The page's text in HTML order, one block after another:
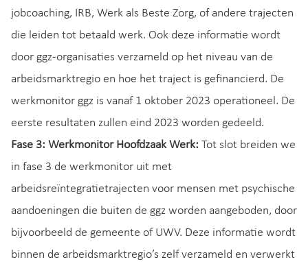
jobcoaching, IRB, Werk als Beste Zorg, of andere trajecten
die leiden tot betaald werk. Ook deze informatie wordt
door ggz-organisaties verzameld op het niveau van de
arbeidsmarktregio en hoe het traject is gefinancierd. De
werkmonitor ggz is vanaf 1 oktober 2023 operationeel. De
eerste resultaten zullen eind 2023 worden gedeeld.
Fase 3: Werkmonitor Hoofdzaak Werk: Tot slot breiden we
in fase 3 de werkmonitor uit met
arbeidsreïntegratietrajecten voor mensen met psychische
aandoeningen die buiten de ggz worden aangeboden, door
bijvoorbeeld de gemeente of UWV. Deze informatie wordt
binnen de arbeidsmarktregio’s zelf verzameld en verwerkt